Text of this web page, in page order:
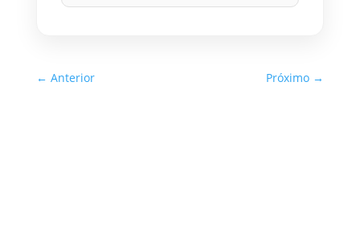
← Anterior Próximo →